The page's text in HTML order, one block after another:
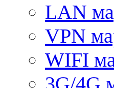
LAN
VPN
WIFI